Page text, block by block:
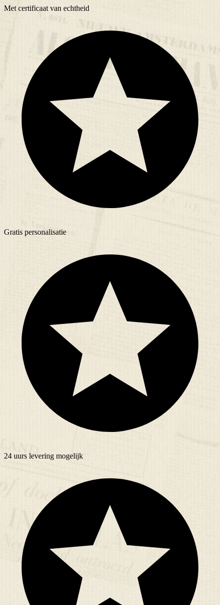
Met certificaat van echtheid
Gratis personalisatie
24 uurs levering mogelijk